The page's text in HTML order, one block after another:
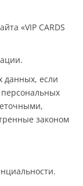
«VIP CARDS
данных, если
законом